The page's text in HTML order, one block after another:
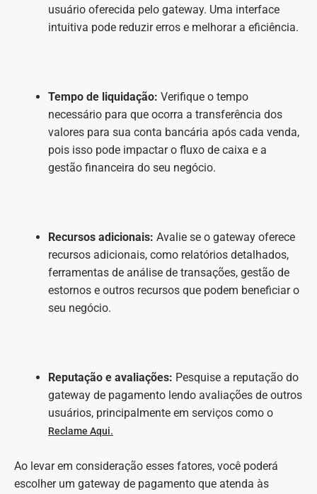
usuário oferecida pelo gateway. Uma interface
intuitiva pode reduzir erros e melhorar a eficiência.
Tempo de liquidação: Verifique o tempo
necessário para que ocorra a transferência dos
valores para sua conta bancária após cada venda,
pois isso pode impactar o fluxo de caixa e a
gestão financeira do seu negócio.
Recursos adicionais: Avalie se o gateway oferece
recursos adicionais, como relatórios detalhados,
ferramentas de análise de transações, gestão de
estornos e outros recursos que podem beneficiar o
seu negócio.
Reputação e avaliações: Pesquise a reputação do
gateway de pagamento lendo avaliações de outros
usuários, principalmente em serviços como o
Reclame Aqui.
Ao levar em consideração esses fatores, você poderá
escolher um gateway de pagamento que atenda às